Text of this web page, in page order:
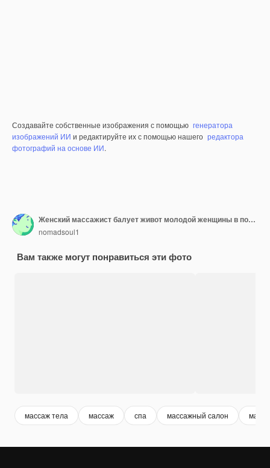
Создавайте собственные изображения с помощью генератора
изображений ИИ и редактируйте их с помощью нашего редактора
фотографий на основе ИИ.
Женский массажист балует живот молодой женщины в полотенце, профессиональный массаж. Массаж и расслабление, уход за телом и кожей. Привлекательная дама в спа-салоне
nomadsoul1
Вам также могут понравиться эти фото
массаж тела массаж спа массажный салон